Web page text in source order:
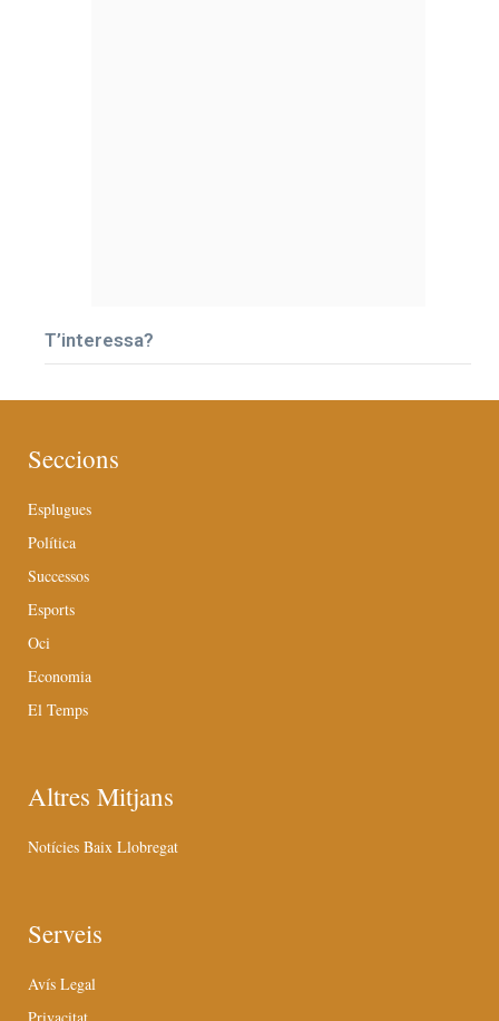
T’interessa?
Seccions
Esplugues
Política
Successos
Esports
Oci
Economia
El Temps
Altres Mitjans
Notícies Baix Llobregat
Serveis
Avís Legal